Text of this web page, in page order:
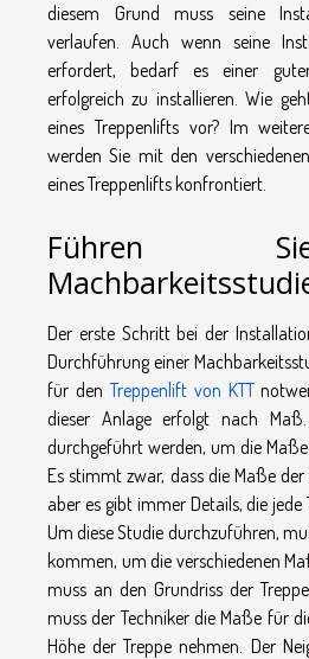
diesem Grund muss seine
verlaufen. Auch wenn seine
erfordert, bedarf es einer
erfolgreich zu installieren. Wie
eines Treppenlifts vor? Im
werden Sie mit den
eines Treppenlifts konfrontiert.
Führen
Der erste Schritt bei der
Durchführung einer
für denTreppenlift von KTT
dieser Anlage erfolgt nach
durchgeführt werden, um die
Es stimmt zwar, dass die Maße
aber es gibt immer Details, die jede
Um diese Studie durchzuführen,
kommen, um die verschiedenen
muss an den Grundriss der
muss der Techniker die Maße für
Höhe der Treppe nehmen. Der